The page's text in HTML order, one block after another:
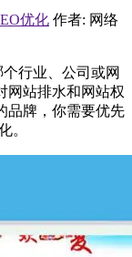
优化 作者: 网络
行业、公司或网
网站排水和网站权
品牌，你需要优先
。